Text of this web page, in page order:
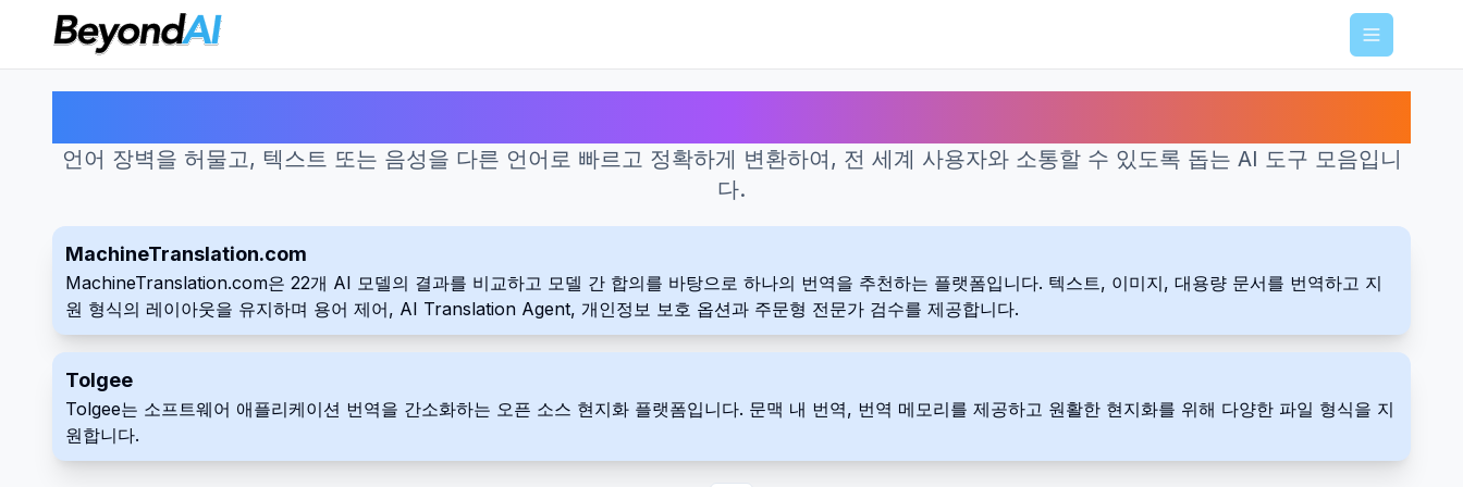
Menu
언어 장벽을 허물고, 텍스트 또는 음성을 다른 언어로 빠르고 정확하게 변환하여, 전 세계 사용자와 소통할 수 있도록 돕는 AI 도구 모음입니
다.
MachineTranslation.com
MachineTranslation.com은 22개 AI 모델의 결과를 비교하고 모델 간 합의를 바탕으로 하나의 번역을 추천하는 플랫폼입니다. 텍스트, 이미지, 대용량 문서를 번역하고 지
원 형식의 레이아웃을 유지하며 용어 제어, AI Translation Agent, 개인정보 보호 옵션과 주문형 전문가 검수를 제공합니다.
Tolgee
Tolgee는 소프트웨어 애플리케이션 번역을 간소화하는 오픈 소스 현지화 플랫폼입니다. 문맥 내 번역, 번역 메모리를 제공하고 원활한 현지화를 위해 다양한 파일 형식을 지
원합니다.